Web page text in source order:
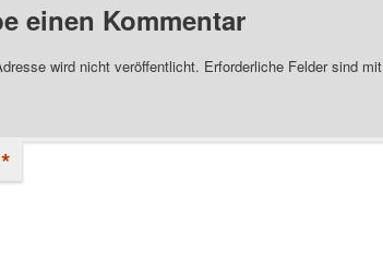
einen Kommentar
wird nicht veröffentlicht. Erforderliche Felder sind mit
*